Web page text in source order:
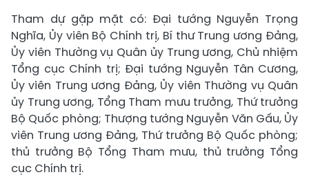
Tham dự gặp mặt có: Đại tướng Nguyễn Trọng
Nghĩa, Ủy viên Bộ Chính trị, Bí thư Trung ương Đảng,
Ủy viên Thường vụ Quân ủy Trung ương, Chủ nhiệm
Tổng cục Chính trị; Đại tướng Nguyễn Tân Cương,
Ủy viên Trung ương Đảng, Ủy viên Thường vụ Quân
ủy Trung ương, Tổng Tham mưu trưởng, Thứ trưởng
Bộ Quốc phòng; Thượng tướng Nguyễn Văn Gấu, Ủy
viên Trung ương Đảng, Thứ trưởng Bộ Quốc phòng;
thủ trưởng Bộ Tổng Tham mưu, thủ trưởng Tổng
cục Chính trị.